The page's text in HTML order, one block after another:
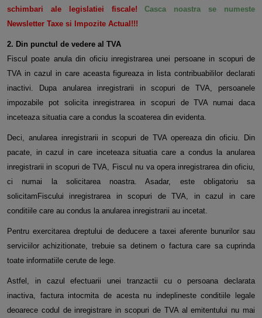
schimbari ale legislatiei fiscale! Casca noastra se numeste
Newsletter Taxe si Impozite Actual!!!
2. Din punctul de vedere al TVA
Fiscul poate anula din oficiu inregistrarea unei persoane in scopuri de
TVA in cazul in care aceasta figureaza in lista contribuabililor declarati
inactivi. Dupa anularea inregistrarii in scopuri de TVA, persoanele
impozabile pot solicita inregistrarea in scopuri de TVA numai daca
inceteaza situatia care a condus la scoaterea din evidenta.
Deci, anularea inregistrarii in scopuri de TVA opereaza din oficiu. Din
pacate, in cazul in care inceteaza situatia care a condus la anularea
inregistrarii in scopuri de TVA, Fiscul nu va opera inregistrarea din oficiu,
ci numai la solicitarea noastra. Asadar, este obligatoriu sa
solicitamFiscului inregistrarea in scopuri de TVA, in cazul in care
conditiile care au condus la anularea inregistrarii au incetat.
Pentru exercitarea dreptului de deducere a taxei aferente bunurilor sau
serviciilor achizitionate, trebuie sa detinem o factura care sa cuprinda
toate informatiile cerute de lege.
Astfel, in cazul efectuarii unei tranzactii cu o persoana declarata
inactiva, factura intocmita de acesta nu indeplineste conditiile legale
deoarece codul de inregistrare in scopuri de TVA al emitentului nu mai